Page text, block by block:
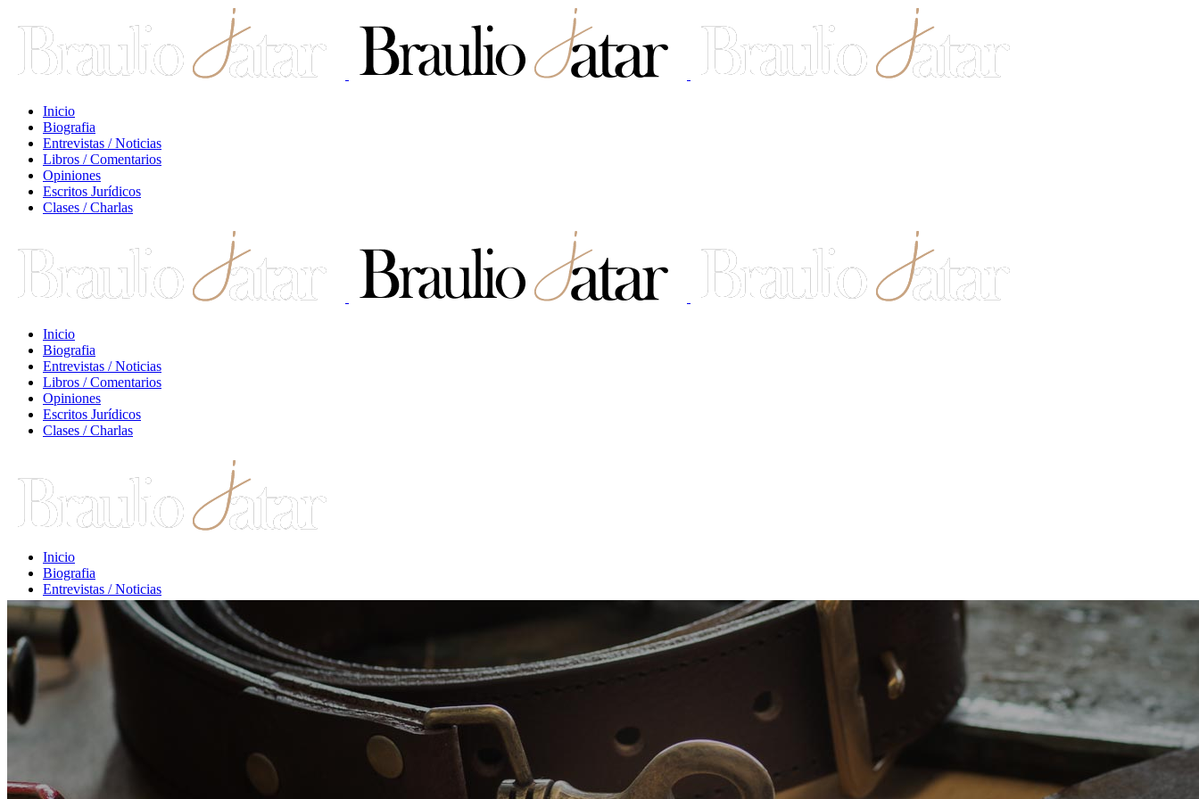
Inicio
Biografia
Entrevistas / Noticias
Libros / Comentarios
Opiniones
Escritos Jurídicos
Clases / Charlas
Inicio
Biografia
Entrevistas / Noticias
Libros / Comentarios
Opiniones
Escritos Jurídicos
Clases / Charlas
Inicio
Biografia
Entrevistas / Noticias
Libros / Comentarios
Opiniones
Escritos Jurídicos
Clases / Charlas